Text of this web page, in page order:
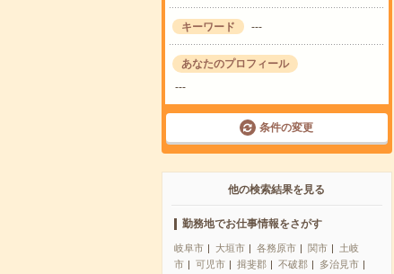
キーワード ---
あなたのプロフィール
---
条件の変更
他の検索結果を見る
勤務地でお仕事情報をさがす
岐阜市 大垣市 各務原市 関市
土岐
市
可児市 揖斐郡 不破郡
多治見市